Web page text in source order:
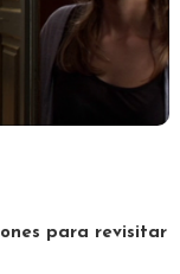
para revisitar